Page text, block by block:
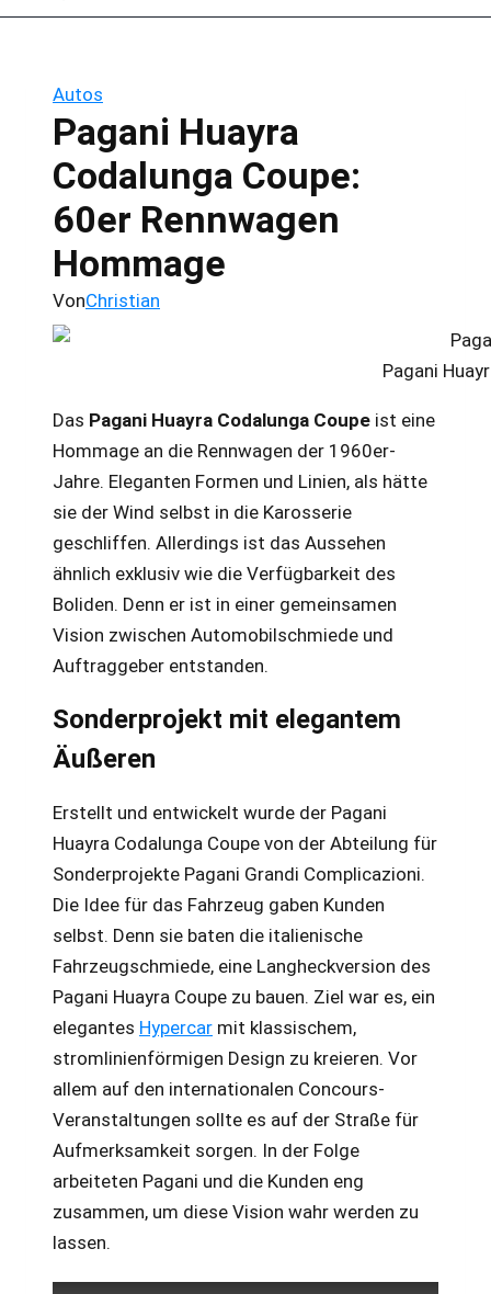
Autos
Pagani Huayra
Codalunga Coupe:
60er Rennwagen
Hommage
VonChristian
Pagani
Das Pagani Huayra Codalunga Coupe ist eine
Hommage an die Rennwagen der 1960er-
Jahre. Eleganten Formen und Linien, als hätte
sie der Wind selbst in die Karosserie
geschliffen. Allerdings ist das Aussehen
ähnlich exklusiv wie die Verfügbarkeit des
Boliden. Denn er ist in einer gemeinsamen
Vision zwischen Automobilschmiede und
Auftraggeber entstanden.
Sonderprojekt mit elegantem
Äußeren
Erstellt und entwickelt wurde der Pagani
Huayra Codalunga Coupe von der Abteilung für
Sonderprojekte Pagani Grandi Complicazioni.
Die Idee für das Fahrzeug gaben Kunden
selbst. Denn sie baten die italienische
Fahrzeugschmiede, eine Langheckversion des
Pagani Huayra Coupe zu bauen. Ziel war es, ein
elegantes Hypercar mit klassischem,
stromlinienförmigen Design zu kreieren. Vor
allem auf den internationalen Concours-
Veranstaltungen sollte es auf der Straße für
Aufmerksamkeit sorgen. In der Folge
arbeiteten Pagani und die Kunden eng
zusammen, um diese Vision wahr werden zu
lassen.